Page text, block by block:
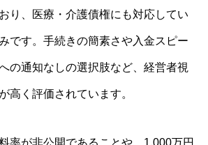
り、医療・介護債権にも対応してい
です。手続きの簡素さや入金スピー
の通知なしの選択肢など、経営者視
高く評価されています。
率が非公開であることや、1,000万円